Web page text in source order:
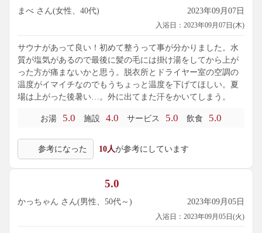
まべ さん(女性、40代) 2023年09月07日
入浴日：2023年09月07日(木)
サウナがあって良い！初めて整うって事が分かりました。水
質が塩気があるので最後に髪の毛には掛け湯をしてから上が
った方が痛まないかと思う。脱衣所とドライヤー室の空調の
温度がイマイチなのでもうちょっと温度を下げてほしい。夏
場は上がった後暑い…。外に出てまた汗をかいてしまう。
お湯 5.0 施設 4.0 サービス 5.0 飲食 5.0
参考になった 10人が参考にしています
5.0
かっちゃん さん(男性、50代～) 2023年09月05日
入浴日：2023年09月05日(火)